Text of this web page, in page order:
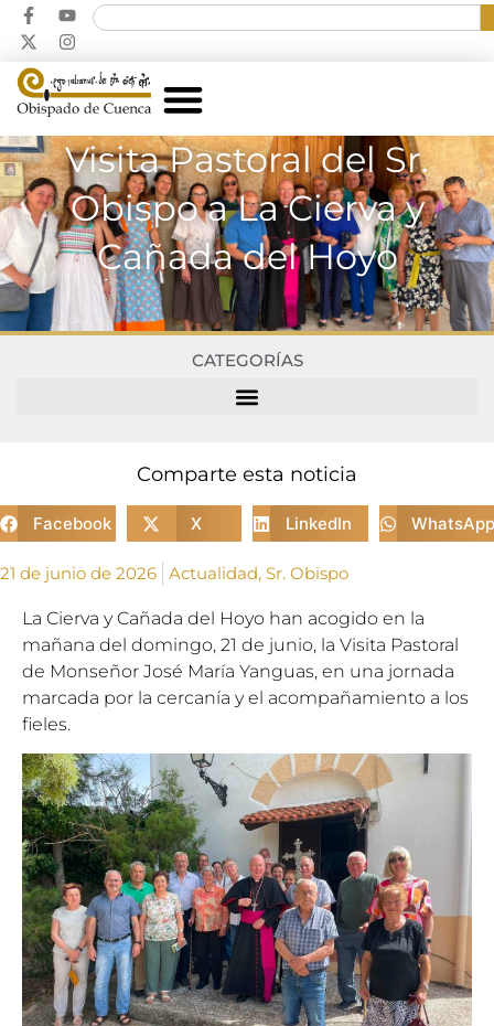
Visita Pastoral del Sr.
Obispo a La Cierva y
Cañada del Hoyo
CATEGORÍAS
Comparte esta noticia
Facebook X LinkedIn WhatsApp
21 de junio de 2026 Actualidad, Sr. Obispo
La Cierva y Cañada del Hoyo han acogido en la
mañana del domingo, 21 de junio, la Visita Pastoral
de Monseñor José María Yanguas, en una jornada
marcada por la cercanía y el acompañamiento a los
fieles.